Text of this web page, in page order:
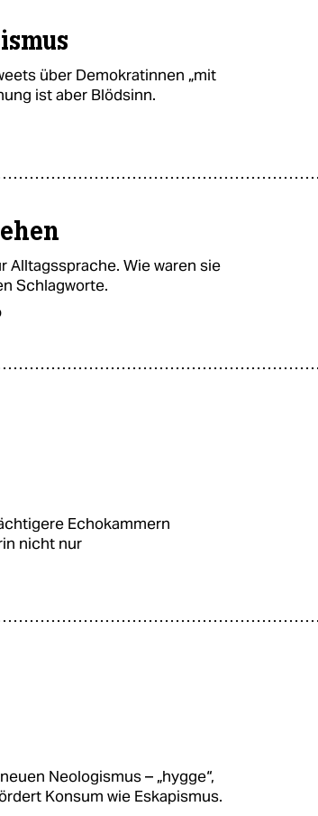
über Demokratinnen „mit
ist aber Blödsinn.
Alltagssprache. Wie waren sie
Schlagworte.
Echokammern
nicht nur
Neologismus – „hygge“,
Konsum wie Eskapismus.